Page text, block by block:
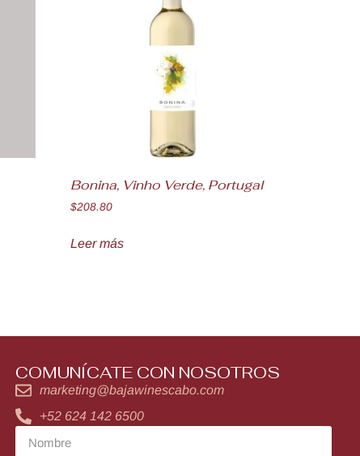
Bonina, Vinho Verde, Portugal
$208.80
Leer más
COMUNÍCATE CON NOSOTROS
marketing@bajawinescabo.com
+52 624 142 6500